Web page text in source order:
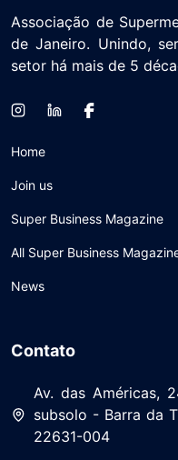
Associação de
de Janeiro. Unindo,
setor há mais de 5
Home
Join us
Super Business Magazine
All Super Business
News
Contato
Av. das Américas,
subsolo - Barra da
22631-004